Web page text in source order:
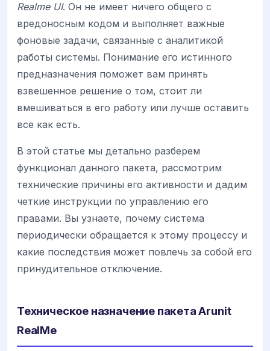
Realme UI. Он не имеет ничего общего с
вредоносным кодом и выполняет важные
фоновые задачи, связанные с аналитикой
работы системы. Понимание его истинного
предназначения поможет вам принять
взвешенное решение о том, стоит ли
вмешиваться в его работу или лучше оставить
все как есть.
В этой статье мы детально разберем
функционал данного пакета, рассмотрим
технические причины его активности и дадим
четкие инструкции по управлению его
правами. Вы узнаете, почему система
периодически обращается к этому процессу и
какие последствия может повлечь за собой его
принудительное отключение.
Техническое назначение пакета Arunit
RealMe